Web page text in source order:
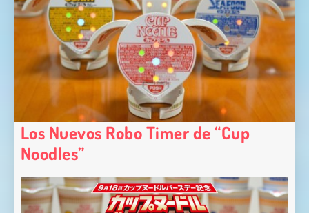
Los Nuevos Robo Timer de “Cup
Noodles”